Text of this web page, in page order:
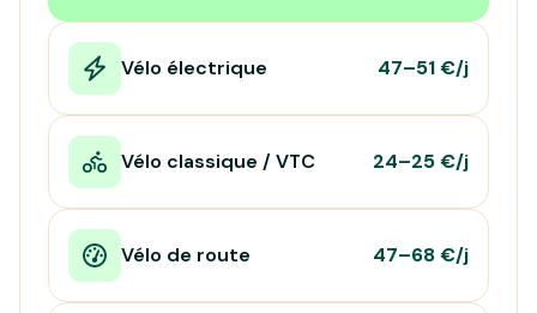
Vélo électrique 47–51 €/j
Vélo classique / VTC 24–25 €/j
Vélo de route 47–68 €/j